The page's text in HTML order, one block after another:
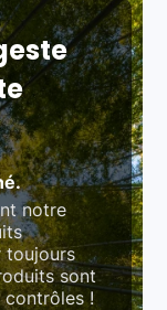
et du
notre
toujours
sont
contrôles !